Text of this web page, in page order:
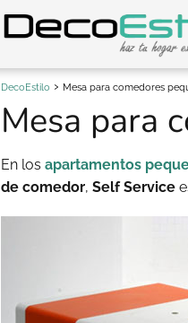
DecoEstilo Mesa para comedores
Mesa para
En los apartamentos
de comedor, Self Service